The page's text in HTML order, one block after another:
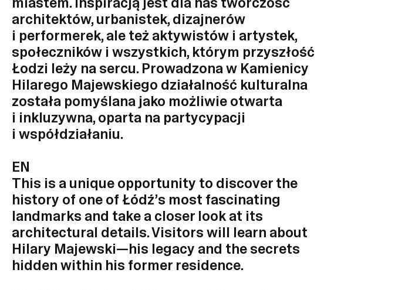
architektów, urbanistek, dizajnerów
i performerek, ale też aktywistów i artystek,
społeczników i wszystkich, którym przyszłość
Łodzi leży na sercu. Prowadzona w Kamienicy
Hilarego Majewskiego działalność kulturalna
została pomyślana jako możliwie otwarta
i inkluzywna, oparta na partycypacji
i współdziałaniu.
EN
This is a unique opportunity to discover the
history of one of Łódź’s most fascinating
landmarks and take a closer look at its
architectural details. Visitors will learn about
Hilary Majewski—his legacy and the secrets
hidden within his former residence.